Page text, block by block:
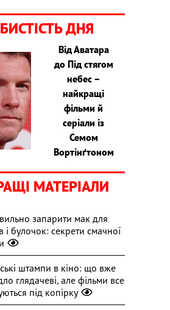
ДНЯ
Від Аватара
до Під стягом
небес –
найкращі
фільми й
серіали із
Семом
Вортінґтоном
МАТЕРІАЛИ
запарити мак для
і булочок: секрети смачної
штампи в кіно: що вже
глядачеві, але фільми все
під копірку